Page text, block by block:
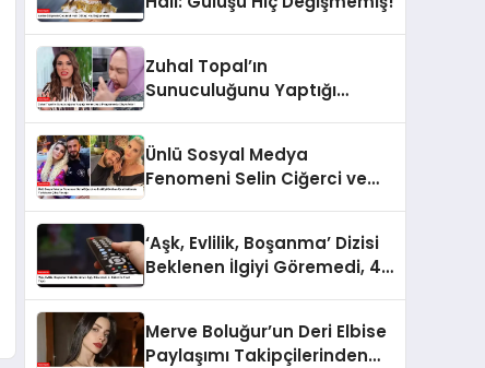
Zuhal Topal’ın
Sunuculuğunu Yaptığı
Ünlü Sosyal Medya
Fenomeni Selin Ciğerci ve
Yasağı
‘Aşk, Evlilik, Boşanma’ Dizisi
Beklenen İlgiyi Göremedi, 4.
Merve Boluğur’un Deri Elbise
Paylaşımı Takipçilerinden